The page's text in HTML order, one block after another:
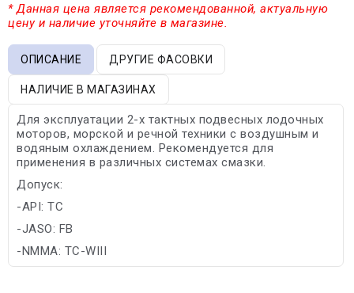
* Данная цена является рекомендованной, актуальную
цену и наличие уточняйте в магазине.
ОПИСАНИЕ ДРУГИЕ ФАСОВКИ
НАЛИЧИЕ В МАГАЗИНАХ
Для эксплуатации 2-х тактных подвесных лодочных
моторов, морской и речной техники с воздушным и
водяным охлаждением. Рекомендуется для
применения в различных системах смазки.
Допуск:
-API: TC
-JASO: FB
-NMMA: TC-WIII